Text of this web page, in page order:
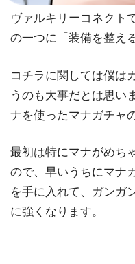
ヴァルキリーコネクト
の一つに「装備を整え
コチラに関しては僕は
うのも大事だとは思い
ナを使ったマナガチャ
最初は特にマナがめち
ので、早いうちにマナ
を手に入れて、ガンガ
に強くなります。